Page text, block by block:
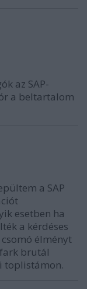
az SAP-
a beltartalom
a SAP
esetben ha
a kérdéses
élményt
brutál
toplistámon.